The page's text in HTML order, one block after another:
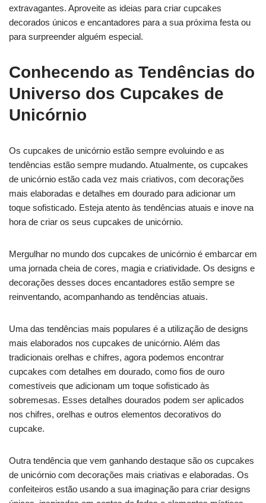
extravagantes. Aproveite as ideias para criar cupcakes
decorados únicos e encantadores para a sua próxima festa ou
para surpreender alguém especial.
Conhecendo as Tendências do
Universo dos Cupcakes de
Unicórnio
Os cupcakes de unicórnio estão sempre evoluindo e as
tendências estão sempre mudando. Atualmente, os cupcakes
de unicórnio estão cada vez mais criativos, com decorações
mais elaboradas e detalhes em dourado para adicionar um
toque sofisticado. Esteja atento às tendências atuais e inove na
hora de criar os seus cupcakes de unicórnio.
Mergulhar no mundo dos cupcakes de unicórnio é embarcar em
uma jornada cheia de cores, magia e criatividade. Os designs e
decorações desses doces encantadores estão sempre se
reinventando, acompanhando as tendências atuais.
Uma das tendências mais populares é a utilização de designs
mais elaborados nos cupcakes de unicórnio. Além das
tradicionais orelhas e chifres, agora podemos encontrar
cupcakes com detalhes em dourado, como fios de ouro
comestíveis que adicionam um toque sofisticado às
sobremesas. Esses detalhes dourados podem ser aplicados
nos chifres, orelhas e outros elementos decorativos do
cupcake.
Outra tendência que vem ganhando destaque são os cupcakes
de unicórnio com decorações mais criativas e elaboradas. Os
confeiteiros estão usando a sua imaginação para criar designs